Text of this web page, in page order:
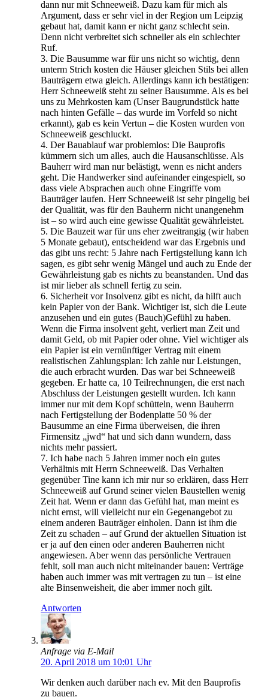
dann nur mit Schneeweiß. Dazu kam für mich als
Argument, dass er sehr viel in der Region um Leipzig
gebaut hat, damit kann er nicht ganz schlecht sein.
Denn nicht verbreitet sich schneller als ein schlechter
Ruf.
3. Die Bausumme war für uns nicht so wichtig, denn
unterm Strich kosten die Häuser gleichen Stils bei allen
Bauträgern etwa gleich. Allerdings kann ich bestätigen:
Herr Schneeweiß steht zu seiner Bausumme. Als es bei
uns zu Mehrkosten kam (Unser Baugrundstück hatte
nach hinten Gefälle – das wurde im Vorfeld so nicht
erkannt), gab es kein Vertun – die Kosten wurden von
Schneeweiß geschluckt.
4. Der Bauablauf war problemlos: Die Bauprofis
kümmern sich um alles, auch die Hausanschlüsse. Als
Bauherr wird man nur belästigt, wenn es nicht anders
geht. Die Handwerker sind aufeinander eingespielt, so
dass viele Absprachen auch ohne Eingriffe vom
Bauträger laufen. Herr Schneeweiß ist sehr pingelig bei
der Qualität, was für den Bauherrn nicht unangenehm
ist – so wird auch eine gewisse Qualität gewährleistet.
5. Die Bauzeit war für uns eher zweitrangig (wir haben
5 Monate gebaut), entscheidend war das Ergebnis und
das gibt uns recht: 5 Jahre nach Fertigstellung kann ich
sagen, es gibt sehr wenig Mängel und auch zu Ende der
Gewährleistung gab es nichts zu beanstanden. Und das
ist mir lieber als schnell fertig zu sein.
6. Sicherheit vor Insolvenz gibt es nicht, da hilft auch
kein Papier von der Bank. Wichtiger ist, sich die Leute
anzusehen und ein gutes (Bauch)Gefühl zu haben.
Wenn die Firma insolvent geht, verliert man Zeit und
damit Geld, ob mit Papier oder ohne. Viel wichtiger als
ein Papier ist ein vernünftiger Vertrag mit einem
realistischen Zahlungsplan: Ich zahle nur Leistungen,
die auch erbracht wurden. Das war bei Schneeweiß
gegeben. Er hatte ca, 10 Teilrechnungen, die erst nach
Abschluss der Leistungen gestellt wurden. Ich kann
immer nur mit dem Kopf schütteln, wenn Bauherrn
nach Fertigstellung der Bodenplatte 50 % der
Bausumme an eine Firma überweisen, die ihren
Firmensitz „jwd“ hat und sich dann wundern, dass
nichts mehr passiert.
7. Ich habe nach 5 Jahren immer noch ein gutes
Verhältnis mit Herrn Schneeweiß. Das Verhalten
gegenüber Tine kann ich mir nur so erklären, dass Herr
Schneeweiß auf Grund seiner vielen Baustellen wenig
Zeit hat. Wenn er dann das Gefühl hat, man meint es
nicht ernst, will vielleicht nur ein Gegenangebot zu
einem anderen Bauträger einholen. Dann ist ihm die
Zeit zu schaden – auf Grund der aktuellen Situation ist
er ja auf den einen oder anderen Bauherren nicht
angewiesen. Aber wenn das persönliche Vertrauen
fehlt, soll man auch nicht miteinander bauen: Verträge
haben auch immer was mit vertragen zu tun – ist eine
alte Binsenweisheit, die aber immer noch gilt.
Antworten
Anfrage via E-Mail
20. April 2018 um 10:01 Uhr
Wir denken auch darüber nach ev. Mit den Bauprofis
zu bauen.